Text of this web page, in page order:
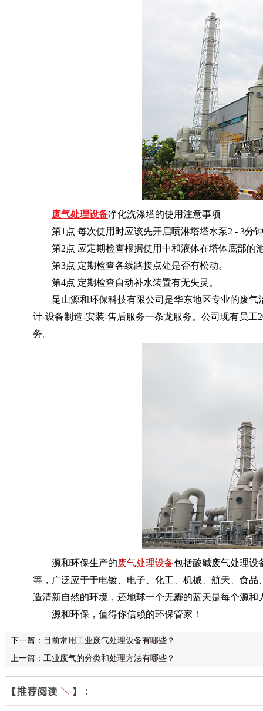
废气处理设备净化洗涤塔的使用注意事项
第1点 每次使用时应该先开启喷淋塔塔水泵2 - 3分
第2点 应定期检查根据使用中和液体在塔体底部的
第3点 定期检查各线路接点处是否有松动。
第4点 定期检查自动补水装置有无失灵。
昆山源和环保科技有限公司是华东地区专业的废
计-设备制造-安装-售后服务一条龙服务。公司现有员工
务。
源和环保生产的废气处理设备包括酸碱废气处理设
等，广泛应于于电镀、电子、化工、机械、航天、食
造清新自然的环境，还地球一个无霾的蓝天是每个源和
源和环保，值得你信赖的环保管家！
下一篇： 目前常用工业废气处理设备有哪些？
上一篇： 工业废气的分类和处理方法有哪些？